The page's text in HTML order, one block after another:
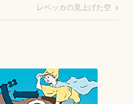
Next
Post
レベッカの見上げた空